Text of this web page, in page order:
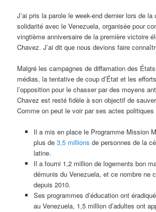
J’ai pris la parole le week-end dernier lors de la
solidarité avec le Venezuela, organisée pour
vingtième anniversaire de la première victoire
Chavez. J’ai dit que nous devions faire
Malgré les campagnes de diffamation des
médias, la tentative de coup d’État et les
l’opposition pour le chasser par des moyens
Chavez est resté fidèle à son objectif de
Comme on peut le voir par ses actes politiques
Il a mis en place le Programme Mission
plus de 3,5 millions de personnes de la
latine.
Il a fourni 1,2 million de logements bon
démunis du Venezuela, et ce nombre ne
depuis 2010.
Ses programmes d’éducation ont
au Venezuela, 1,5 million d’adultes ont